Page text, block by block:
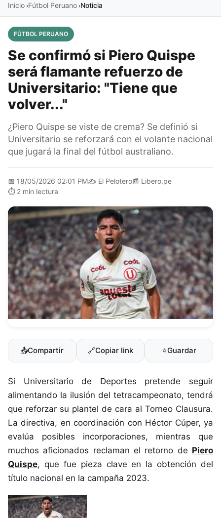
Inicio ›Fútbol Peruano ›Noticia
FÚTBOL PERUANO
Se confirmó si Piero Quispe
será flamante refuerzo de
Universitario: "Tiene que
volver..."
¿Piero Quispe se viste de crema? Se definió si
Universitario se reforzará con el volante nacional
que jugará la final del fútbol australiano.
📅 18/05/2026 02:01 PM✍️ El Pelotero📰 Libero.pe
⏱️ 2 min lectura
📤Compartir 🔗Copiar link ⭐Guardar
Si Universitario de Deportes pretende seguir
alimentando la ilusión del tetracampeonato, tendrá
que reforzar su plantel de cara al Torneo Clausura.
La directiva, en coordinación con Héctor Cúper, ya
evalúa posibles incorporaciones, mientras que
muchos aficionados reclaman el retorno de Piero
Quispe, que fue pieza clave en la obtención del
título nacional en la campaña 2023.